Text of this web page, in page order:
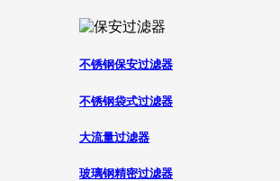
不锈钢保安过滤器
不锈钢袋式过滤器
大流量过滤器
玻璃钢精密过滤器